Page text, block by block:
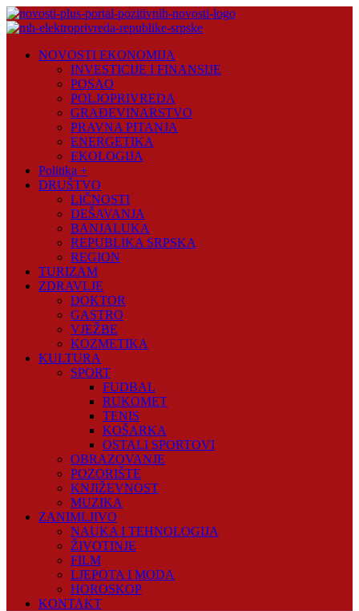
Skip
to
Plus
NOVOSTI EKONOMIJA
INVESTICIJE I FINANSIJE
POSAO
POLJOPRIVREDA
GRAĐEVINARSTVO
PRAVNA PITANJA
ENERGETIKA
EKOLOGIJA
Politika +
DRUŠTVO
LIČNOSTI
DEŠAVANJA
BANJALUKA
REPUBLIKA SRPSKA
REGION
TURIZAM
ZDRAVLJE
DOKTOR
GASTRO
VJEŽBE
KOZMETIKA
KULTURA
SPORT
FUDBAL
RUKOMET
TENIS
KOŠARKA
OSTALI SPORTOVI
OBRAZOVANJE
POZORIŠTE
KNJIŽEVNOST
MUZIKA
ZANIMLJIVO
NAUKA I TEHNOLOGIJA
ŽIVOTINJE
FILM
LJEPOTA I MODA
HOROSKOP
KONTAKT